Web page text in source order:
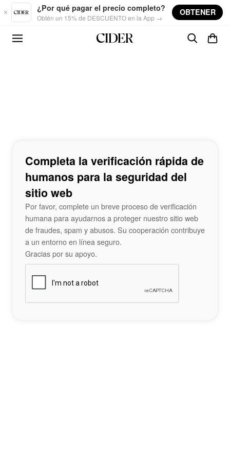
Skip to main content
¿Por qué pagar el precio completo?
Obtén un 15% de DESCUENTO en la App →
OBTENER
Completa la verificación rápida de
humanos para la seguridad del
sitio web
Por favor, complete un breve proceso de verificación
humana para ayudarnos a proteger nuestro sitio web
de fraudes, spam y abusos. Su cooperación contribuye
a un entorno en línea seguro.
Gracias por su apoyo.